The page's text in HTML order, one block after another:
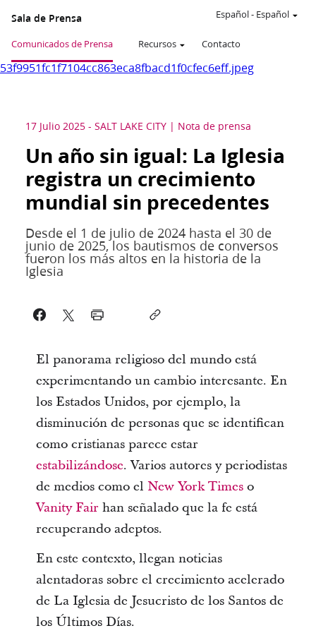
Sala de Prensa
Comunicados de Prensa Recursos Contacto
Español- Español
53f9951fc1f7104cc863eca8fbacd1f0cfec6eff.jpeg
17 Julio 2025 - SALT LAKE CITY Nota de prensa
Un año sin igual: La Iglesia
registra un crecimiento
mundial sin precedentes
Desde el 1 de julio de 2024 hasta el 30 de
junio de 2025, los bautismos de conversos
fueron los más altos en la historia de la
Iglesia
El panorama religioso del mundo está
experimentando un cambio interesante. En
los Estados Unidos, por ejemplo, la
disminución de personas que se identifican
como cristianas parece estar
estabilizándose. Varios autores y periodistas
de medios como el New York Timeso
Vanity Fair han señalado que la fe está
recuperando adeptos.
En este contexto, llegan noticias
alentadoras sobre el crecimiento acelerado
de La Iglesia de Jesucristo de los Santos de
los Últimos Días.